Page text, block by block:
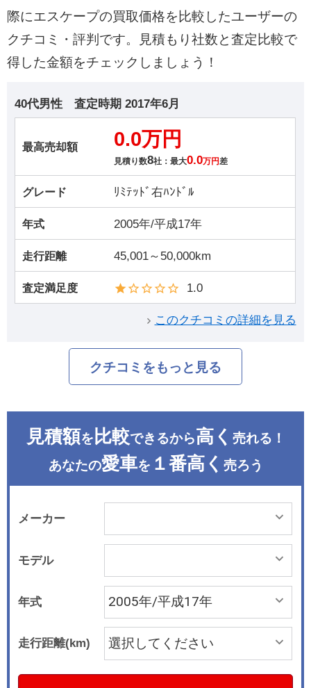
際にエスケープの買取価格を比較したユーザーの
クチコミ・評判です。見積もり社数と査定比較で
得した金額をチェックしましょう！
40代男性 査定時期 2017年6月
最高売却額 0.0万円
見積り数8社：最大0.0万円差
グレード ﾘﾐﾃｯﾄﾞ右ﾊﾝﾄﾞﾙ
年式 2005年/平成17年
走行距離 45,001～50,000km
査定満足度 1.0
このクチコミの詳細を見る
クチコミをもっと見る
見積額を 比較できるから高く 売れる！
あなたの愛車を １番高く 売ろう
メーカー
モデル
年式
走行距離(km)